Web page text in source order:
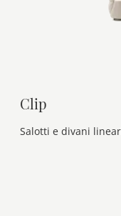
Clip